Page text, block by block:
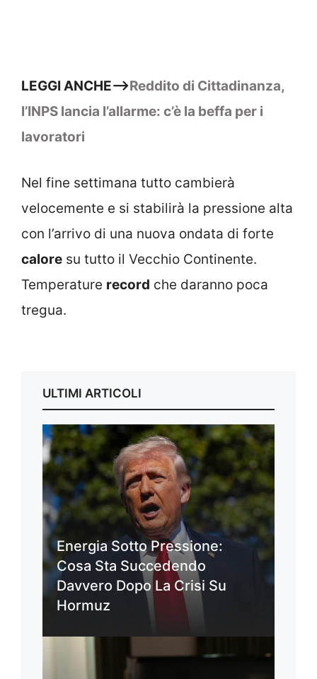
LEGGI ANCHE–>Reddito di Cittadinanza,
l’INPS lancia l’allarme: c’è la beffa per i
lavoratori
Nel fine settimana tutto cambierà
velocemente e si stabilirà la pressione alta
con l’arrivo di una nuova ondata di forte
calore su tutto il Vecchio Continente.
Temperature record che daranno poca
tregua.
ULTIMI ARTICOLI
Energia Sotto Pressione:
Cosa Sta Succedendo
Davvero Dopo La Crisi Su
Hormuz